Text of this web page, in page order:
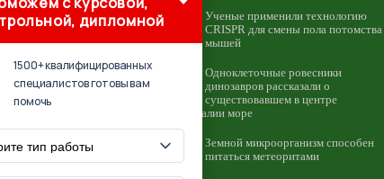
Ученые применили технологию
CRISPR для смены пола потомства
мышей
Одноклеточные ровесники
динозавров рассказали о
существовавшем в центре
Австралии море
Земной микроорганизм способен
питаться метеоритами
дипломной
1500+ квалифицированных
специалистов готовы вам
помочь